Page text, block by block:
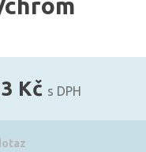
Kč s DPH